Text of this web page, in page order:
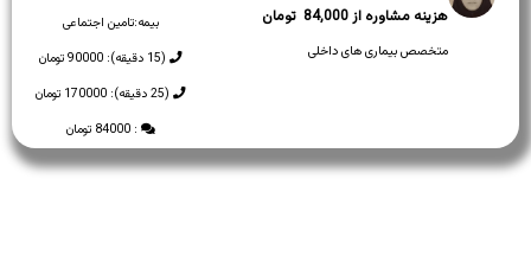
بیمه:تامین اجتماعی
(15 دقیقه): 90000 تومان
(25 دقیقه): 170000 تومان
: 84000 تومان
84,000
متخصص بیماری های داخلی